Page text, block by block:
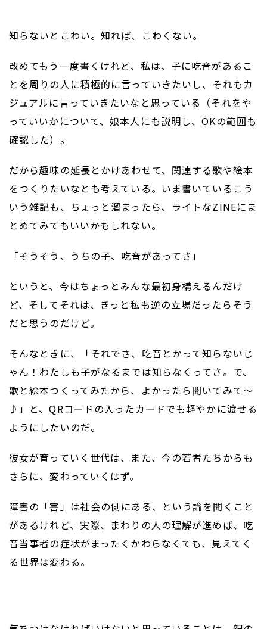
知らないとこわい。知れば、こわくない。
改めてもう一度書くけれど、私は、子に吃音があるこ
とを周りの人に積極的に言っていきたいし、それもカ
ジュアルに言っていきたいなと思っている（それをや
っていいかについて、娘本人にも説明し、OKの範囲も
確認した）。
だから趣味の延長とかけあわせて、関連する歌や絵本
をつくりたいなとも考えている。いま書いているこう
いう雑記も、ちょっと溜まったら、ライトなZINEにま
とめてみてもいいかもしれない。
「そうそう、うちの子、吃音があってさ」
というと、今はちょっとみんな最初身構えるんだけ
ど、そしてそれは、きっと私も逆の立場だったらそう
だと思うのだけど。
そんなときに、「それでさ、吃音とかって知らないじ
ゃん！わたしも子がなるまでは知らなくってさ。で、
歌と絵本つくってみたから、よかったら聞いてみて〜
♪」と、QRコードの入ったカードでも軽やかに渡せる
ようにしたいのだ。
彼女が育っていく世代は、また、今の若者たちからも
さらに、変わっていくはず。
障害の「害」は社会の側にある、という論を聞くこと
があるけれど、実際、まわりの人の理解が進めば、吃
音当事者の症状がまったくかわらなくても、見えてく
る世界は変わる。